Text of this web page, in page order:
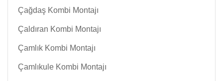
Çağdaş Kombi Montajı
Çaldıran Kombi Montajı
Çamlık Kombi Montajı
Çamlıkule Kombi Montajı